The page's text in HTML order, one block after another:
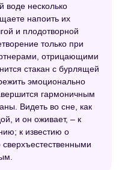
воде несколько
напоить их
и плодотворной
только при
отрицающими
стакан с бурлящей
эмоционально
гармоничным
Видеть во сне, как
и он оживает, – к
к известию о
сверхъестественными